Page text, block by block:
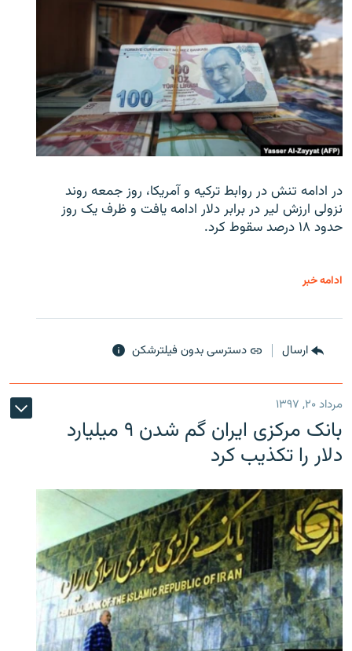
در ادامه تنش در روابط ترکیه و آمریکا، روز جمعه روند
نزولی ارزش لیر در برابر دلار ادامه یافت و ظرف یک روز
حدود ۱۸ درصد سقوط کرد.
ادامه خبر
ارسال دسترسی بدون فیلترشکن
مرداد ۲۰, ۱۳۹۷
بانک مرکزی ایران گم شدن ۹ میلیارد
دلار را تکذیب کرد